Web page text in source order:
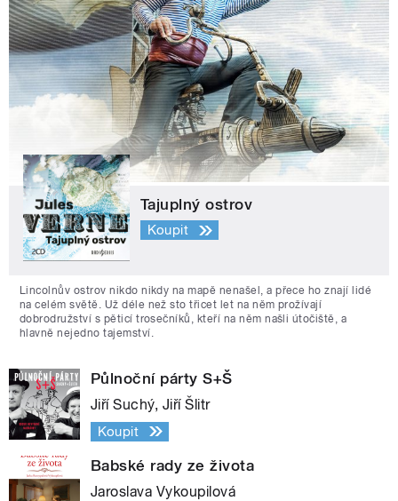
Tajuplný ostrov
Koupit
Lincolnův ostrov nikdo nikdy na mapě nenašel, a přece ho znají lidé
na celém světě. Už déle než sto třicet let na něm prožívají
dobrodružství s pěticí trosečníků, kteří na něm našli útočiště, a
hlavně nejedno tajemství.
Půlnoční párty S+Š
Jiří Suchý, Jiří Šlitr
Koupit
Babské rady ze života
Jaroslava Vykoupilová